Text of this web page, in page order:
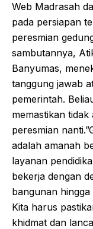
Web Madrasah
pada persiapan
peresmian
sambutannya,
Banyumas,
tanggung jawab
pemerintah.
memastikan
peresmian
adalah amanah
layanan
bekerja dengan
bangunan
Kita harus
khidmat dan